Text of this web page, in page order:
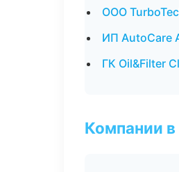
ООО
ИП AutoCare
ГК Oil&Filter
Компании